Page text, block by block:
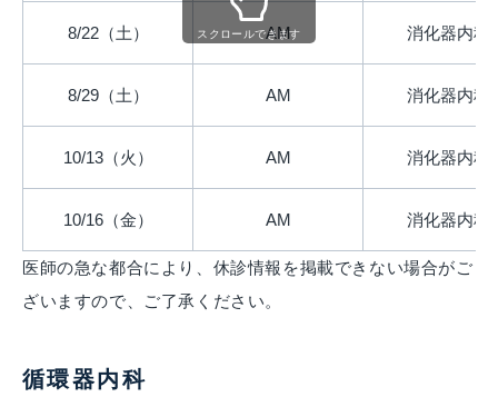
8/22（土） AM 消化器内科
8/29（土） AM 消化器内科
10/13（火） AM 消化器内科
10/16（金） AM 消化器内科
医師の急な都合により、休診情報を掲載できない場合がご
ざいますので、ご了承ください。
スクロールできます
循環器内科